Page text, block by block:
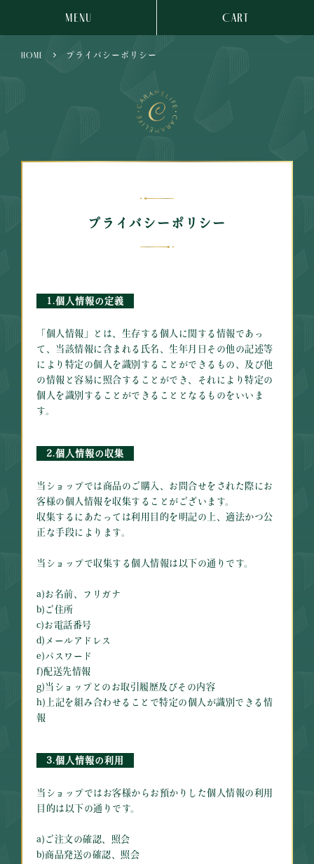
MENU CART
HOME プライバシーポリシー
プライバシーポリシー
1.個人情報の定義
「個人情報」とは、生存する個人に関する情報であっ
て、当該情報に含まれる氏名、生年月日その他の記述等
により特定の個人を識別することができるもの、及び他
の情報と容易に照合することができ、それにより特定の
個人を識別することができることとなるものをいいま
す。
2.個人情報の収集
当ショップでは商品のご購入、お問合せをされた際にお
客様の個人情報を収集することがございます。
収集するにあたっては利用目的を明記の上、適法かつ公
正な手段によります。
当ショップで収集する個人情報は以下の通りです。
a)お名前、フリガナ
b)ご住所
c)お電話番号
d)メールアドレス
e)パスワード
f)配送先情報
g)当ショップとのお取引履歴及びその内容
h)上記を組み合わせることで特定の個人が識別できる情
報
3.個人情報の利用
当ショップではお客様からお預かりした個人情報の利用
目的は以下の通りです。
a)ご注文の確認、照会
b)商品発送の確認、照会